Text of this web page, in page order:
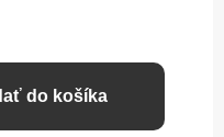
do košíka